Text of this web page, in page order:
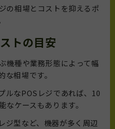
の相場とコストを抑えるポ
トの目安
機種や業務形態によって幅
相場です。
ルなPOSレジであれば、10
なケースもあります。
ジ型など、機器が多く周辺